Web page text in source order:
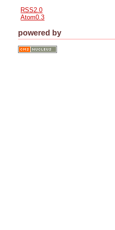
RSS2.0
Atom0.3
powered by